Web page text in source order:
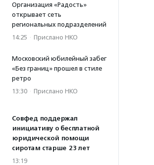
Организация «Радость»
открывает сеть
региональных подразделений
14:25 · Прислано НКО
Московский юбилейный забег
«Без границ» прошел в стиле
ретро
13:30 · Прислано НКО
Совфед поддержал
инициативу о бесплатной
юридической помощи
сиротам старше 23 лет
13:19